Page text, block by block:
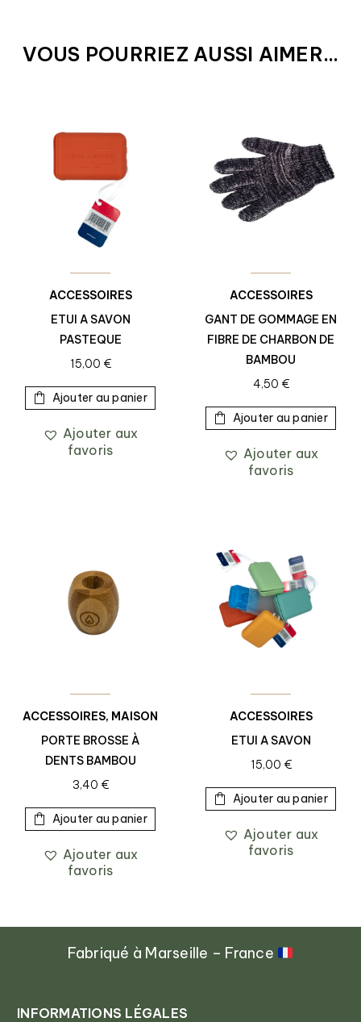
VOUS POURRIEZ AUSSI AIMER...
ACCESSOIRES
ETUI A SAVON
PASTEQUE
15,00 €
Ajouter au panier
Ajouter aux
favoris
ACCESSOIRES
GANT DE GOMMAGE EN
FIBRE DE CHARBON DE
BAMBOU
4,50 €
Ajouter au panier
Ajouter aux
favoris
ACCESSOIRES, MAISON
PORTE BROSSE À
DENTS BAMBOU
3,40 €
Ajouter au panier
Ajouter aux
favoris
ACCESSOIRES
ETUI A SAVON
15,00 €
Ajouter au panier
Ajouter aux
favoris
Fabriqué à Marseille – France
INFORMATIONS LÉGALES